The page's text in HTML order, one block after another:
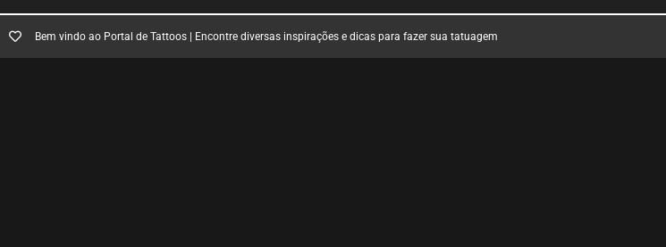
Bem vindo ao Portal de Tattoos | Encontre diversas inspirações e dicas para fazer sua tatuagem